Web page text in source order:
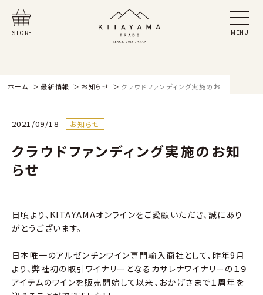
STORE MENU
ホーム 最新情報 お知らせ クラウドファンディング実施のお知らせ
2021/09/18 お知らせ
クラウドファンディング実施のお知
らせ
日頃より、KITAYAMAオンラインをご愛顧いただき、誠にあり
がとうございます。
日本唯一のアルゼンチンワイン専門輸入商社として、昨年9月
より、弊社初の取引ワイナリーとなるカサレナワイナリーの１９
アイテムのワインを販売開始して以来、おかげさまで１周年を